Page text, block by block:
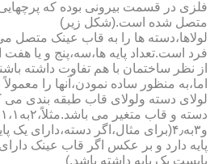
فلزی در قسمت بیرونی بوده که پرچهایی
متصل شده است.(شکل زیر)
لولاها،دسته ها را به قاب عینک متصل
فرد است.تعداد پایه ها،سه،پنج و یا
از نظر ساختمان با هم تفاوت داشته
اما،به منظور ساده نمودن،آنها را
لولای دسته ولولای قاب طبقه بندی می
و۳به۴٫(برای مثال،اگر دسته،دارای
پایه دارد و بر عکس اگر قاب عینک
بایست یک پایه داشته باشد.)